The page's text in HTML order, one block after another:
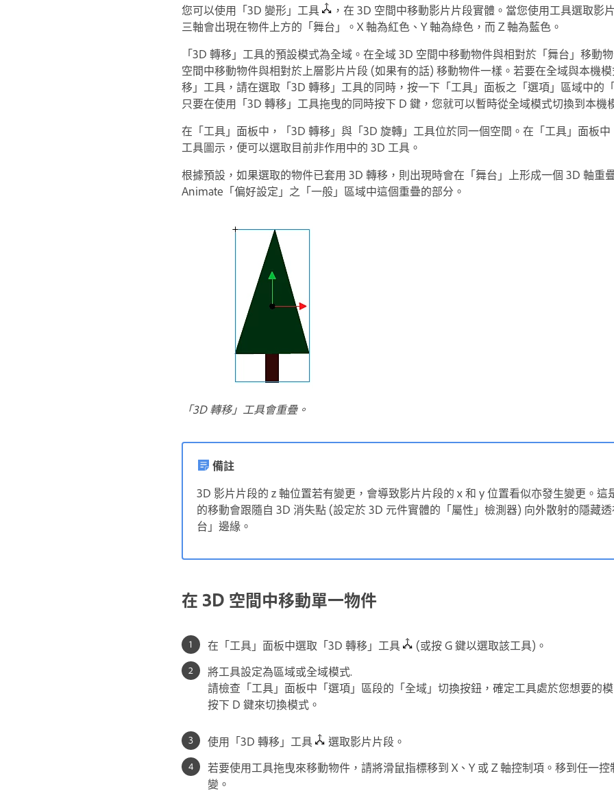
您可以使用「3D 變形」工具
，在 3D 空間中移動影片片段實體。當您使用工具選取影
三軸會出現在物件上方的「舞台」。X 軸為紅色、Y 軸為綠色，而 Z 軸為藍色。
「3D 轉移」工具的預設模式為全域。在全域 3D 空間中移動物件與相對於「舞台」移動
空間中移動物件與相對於上層影片片段 (如果有的話) 移動物件一樣。若要在全域與本機
移」工具，請在選取「3D 轉移」工具的同時，按一下「工具」面板之「選項」區域中的
只要在使用「3D 轉移」工具拖曳的同時按下 D 鍵，您就可以暫時從全域模式切換到本機
在「工具」面板中，「3D 轉移」與「3D 旋轉」工具位於同一個空間。在「工具」面板
工具圖示，便可以選取目前非作用中的 3D 工具。
根據預設，如果選取的物件已套用 3D 轉移，則出現時會在「舞台」上形成一個 3D 軸重
Animate「偏好設定」之「一般」區域中這個重疊的部分。
「3D 轉移」工具會重疊。
備註
3D 影片片段的 z 軸位置若有變更，會導致影片片段的 x 和 y 位置看似亦發生變更。這
的移動會跟隨自 3D 消失點 (設定於 3D 元件實體的「屬性」檢測器) 向外散射的隱藏
台」邊緣。
在 3D 空間中移動單一物件
在「工具」面板中選取「3D 轉移」工具
(或按 G 鍵以選取該工具)。
將工具設定為區域或全域模式.
請檢查「工具」面板中「選項」區段的「全域」切換按鈕，確定工具處於您想要的
按下 D 鍵來切換模式。
使用「3D 轉移」工具
選取影片片段。
若要使用工具拖曳來移動物件，請將滑鼠指標移到 X、Y 或 Z 軸控制項。移到任一
變。